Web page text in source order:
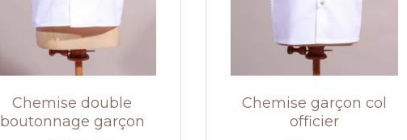
Chemise double
boutonnage garçon
Chemise garçon col
officier